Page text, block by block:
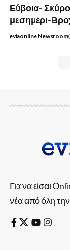
Εύβοια-
μεσημέρι-
eviaonline Newsroom
Για να είσαι
νέα από όλη